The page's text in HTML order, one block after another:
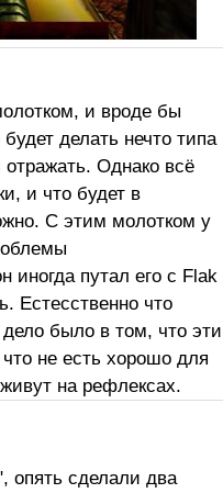
и вроде бы
делать нечто типа
Однако всё
и что будет в
С этим молотком у
иногда путал его с Flak
Естесственно что
дело было в том, что эти
не есть хорошо для
на рефлексах.
опять сделали два